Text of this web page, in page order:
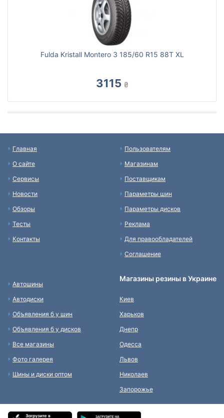
Fulda Kristall Montero 3 185/60 R15 88T XL
3115 ₴
Главная
О сайте
Сервисы
Новости
Обзоры
Тесты
Контакты
Пользователям
Магазинам
Поставщикам
Параметры шин
Параметры дисков
Реклама
Для правообладателей
Соглашение
Автошины
Автодиски
Объявления б у шин
Объявления б у дисков
Все магазины
Фото галерея
Шины и диски оптом
Магазины резины в Украине
Киев
Харьков
Днепр
Одесса
Львов
Николаев
Запорожье